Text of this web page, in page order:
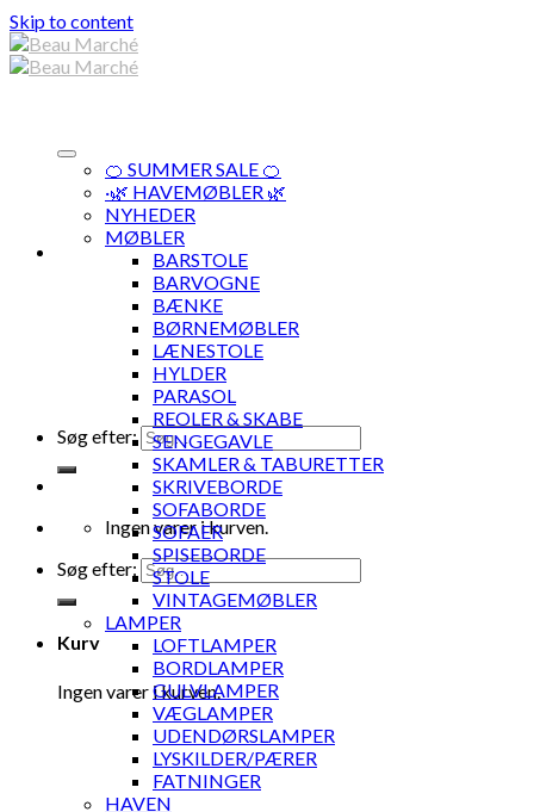
Skip to content
Søg efter:
Ingen varer i kurven.
Søg efter:
Kurv
Ingen varer i kurven.
🍊 SUMMER SALE 🍊
·🌿 HAVEMØBLER 🌿
NYHEDER
MØBLER
BARSTOLE
BARVOGNE
BÆNKE
BØRNEMØBLER
LÆNESTOLE
HYLDER
PARASOL
REOLER & SKABE
SENGEGAVLE
SKAMLER & TABURETTER
SKRIVEBORDE
SOFABORDE
SOFAER
SPISEBORDE
STOLE
VINTAGEMØBLER
LAMPER
LOFTLAMPER
BORDLAMPER
GULVLAMPER
VÆGLAMPER
UDENDØRSLAMPER
LYSKILDER/PÆRER
FATNINGER
HAVEN